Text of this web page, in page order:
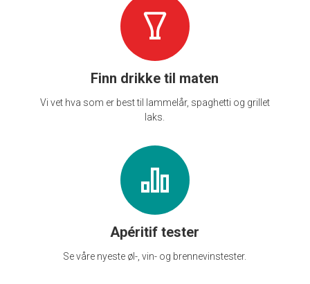
Finn drikke til maten
Vi vet hva som er best til lammelår, spaghetti og grillet
laks.
Apéritif tester
Se våre nyeste øl-, vin- og brennevinstester.